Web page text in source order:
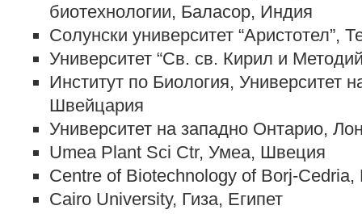
биотехнологии, Баласор, Индия
Солунски университет “Аристотел”,
Университет “Св. св. Кирил и
Институт по Биология, Университет
Швейцария
Университет на западно Онтарио,
Umea Plant Sci Ctr, Умеа, Швеция
Centre of Biotechnology of Borj-Cedria,
Cairo University, Гиза, Египет